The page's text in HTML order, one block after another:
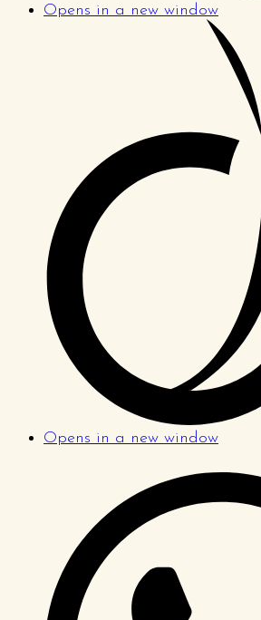
Opens in a new window
Opens in a new window